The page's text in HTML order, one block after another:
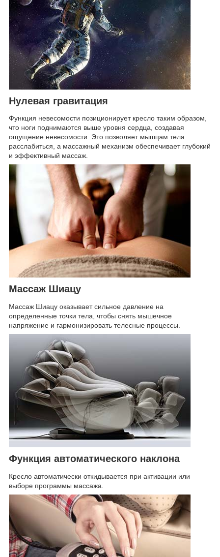
Нулевая гравитация
Функция невесомости позиционирует кресло таким образом,
что ноги поднимаются выше уровня сердца, создавая
ощущение невесомости. Это позволяет мышцам тела
расслабиться, а массажный механизм обеспечивает глубокий
и эффективный массаж.
Массаж Шиацу
Массаж Шиацу оказывает сильное давление на
определенные точки тела, чтобы снять мышечное
напряжение и гармонизировать телесные процессы.
Функция автоматического наклона
Кресло автоматически откидывается при активации или
выборе программы массажа.